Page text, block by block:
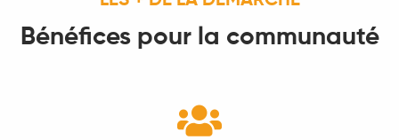
Bénéfices pour la communauté
